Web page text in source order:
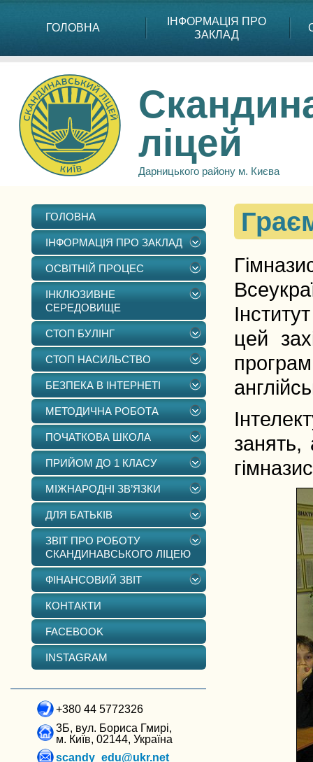
ГОЛОВНА
ІНФОРМАЦІЯ ПРО
ЗАКЛАД
ліцей
Дарницького району м. Києва
ГОЛОВНА
ІНФОРМАЦІЯ ПРО ЗАКЛАД
ОСВІТНІЙ ПРОЦЕС
ІНКЛЮЗИВНЕ
СЕРЕДОВИЩЕ
СТОП БУЛІНГ
СТОП НАСИЛЬСТВО
БЕЗПЕКА В ІНТЕРНЕТІ
МЕТОДИЧНА РОБОТА
ПОЧАТКОВА ШКОЛА
ПРИЙОМ ДО 1 КЛАСУ
МІЖНАРОДНІ ЗВ’ЯЗКИ
ДЛЯ БАТЬКІВ
ЗВІТ ПРО РОБОТУ
СКАНДИНАВСЬКОГО ЛІЦЕЮ
ФІНАНСОВИЙ ЗВІТ
КОНТАКТИ
FACEBOOK
INSTAGRAM
+380 44 5772326
3Б, вул. Бориса Гмирі,
м. Київ, 02144, Україна
scandy_edu@ukr.net
цей
занять,